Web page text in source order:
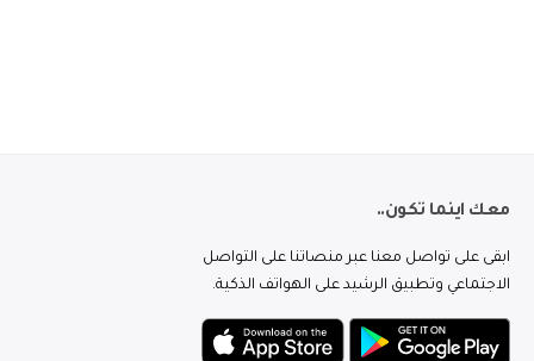
معك اينما تكون..
ابقى على تواصل معنا عبر منصاتنا على التواصل
الاجتماعي وتطبيق الرشيد على الهواتف الذكية.